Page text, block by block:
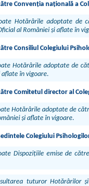
Convenția națională a
Hotărârile adoptate de
al României și aflate în
Consiliul Colegiului
Hotărârile adoptate de
aflate în vigoare.
Comitetul director al
Hotărârile adoptate de
și aflate în vigoare.
Colegiului
Dispozițiile emise de
tuturor Hotărârilor